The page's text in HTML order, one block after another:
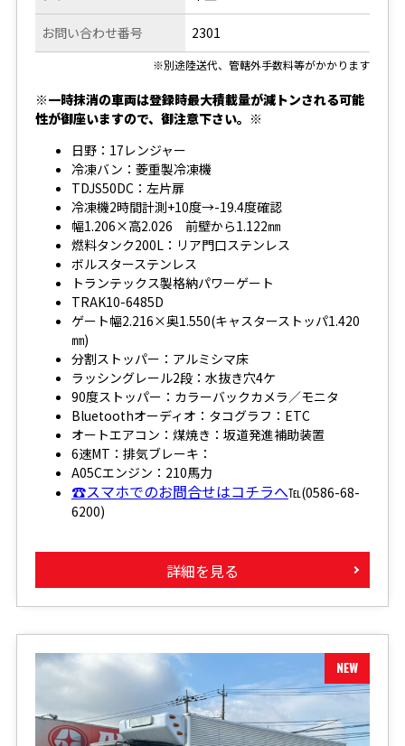
お問い合わせ番号 2301
※別途陸送代、管轄外手数料等がかかります
※一時抹消の車両は登録時最大積載量が減トンされる可能
性が御座いますので、御注意下さい。※
日野：17レンジャー
冷凍バン：菱重製冷凍機
TDJS50DC：左片扉
冷凍機2時間計測+10度→-19.4度確認
幅1.206×高2.026 前壁から1.122㎜
燃料タンク200L：リア門口ステンレス
ボルスターステンレス
トランテックス製格納パワーゲート
TRAK10-6485D
ゲート幅2.216×奥1.550(キャスターストッパ1.420
㎜)
分割ストッパー：アルミシマ床
ラッシングレール2段：水抜き穴4ケ
90度ストッパー：カラーバックカメラ／モニタ
Bluetoothオーディオ：タコグラフ：ETC
オートエアコン：煤焼き：坂道発進補助装置
6速MT：排気ブレーキ：
A05Cエンジン：210馬力
☎スマホでのお問合せはコチラへ℡(0586-68-
6200)
詳細を見る